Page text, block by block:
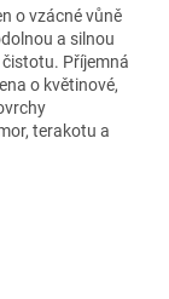
o vzácné vůně
a silnou
Příjemná
o květinové,
terakotu a